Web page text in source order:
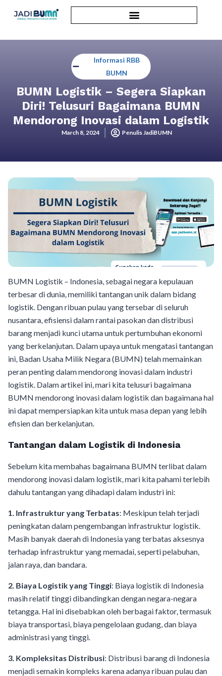
Informasi RBB
BUMN
BUMN Logistik – Segera Siapkan
Diri! Telusuri Bagaimana BUMN
Mendorong Inovasi dalam Logistik
March 8, 2024 Penulis JadiBUMN
BUMN Logistik – Indonesia, sebagai negara kepulauan
terbesar di dunia, memiliki tantangan unik dalam bidang
logistik. Dengan ribuan pulau yang tersebar di seluruh
nusantara, efisiensi dalam rantai pasokan dan distribusi
barang menjadi kunci utama untuk pertumbuhan ekonomi
yang berkelanjutan. Dalam upaya untuk mengatasi tantangan
ini, Badan Usaha Milik Negara (BUMN) telah memainkan
peran penting dalam mendorong inovasi dalam industri
logistik. Dalam artikel ini, mari kita telusuri bagaimana
BUMN mendorong inovasi dalam logistik dan bagaimana hal
ini dapat mempersiapkan kita untuk masa depan yang lebih
efisien dan berkelanjutan.
Tantangan dalam Logistik di Indonesia
Sebelum kita membahas bagaimana BUMN terlibat dalam
mendorong inovasi dalam logistik, mari kita pahami terlebih
dahulu tantangan yang dihadapi dalam industri ini:
1. Infrastruktur yang Terbatas: Meskipun telah terjadi
peningkatan dalam pengembangan infrastruktur logistik.
Masih banyak daerah di Indonesia yang terbatas aksesnya
terhadap infrastruktur yang memadai, seperti pelabuhan,
jalan raya, dan bandara.
2. Biaya Logistik yang Tinggi: Biaya logistik di Indonesia
masih relatif tinggi dibandingkan dengan negara-negara
tetangga. Hal ini disebabkan oleh berbagai faktor, termasuk
biaya transportasi, biaya pengelolaan gudang, dan biaya
administrasi yang tinggi.
3. Kompleksitas Distribusi: Distribusi barang di Indonesia
menjadi semakin kompleks karena adanya ribuan pulau dan